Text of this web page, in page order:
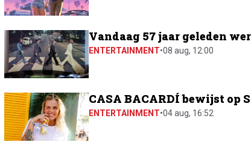
Vandaag 57 jaar geleden
ENTERTAINMENT•08 aug, 12:00
CASA BACARDÍ bewijst
ENTERTAINMENT•04 aug, 16:52